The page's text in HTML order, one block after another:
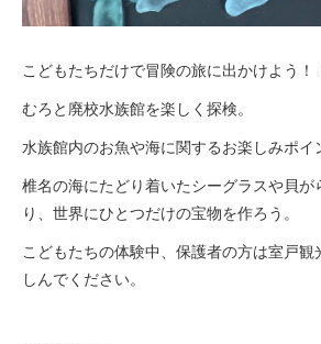
こどもたちだけで冒険の旅に出かけよう！
むろと廃校水族館を楽しく探検。
水族館内のお魚や海に関するお楽しみポイ
椎名の海にたどり着いたシーグラスや貝が
り、世界にひとつだけの宝物を作ろう。
こどもたちの体験中、保護者の方は室戸観
しんでください。